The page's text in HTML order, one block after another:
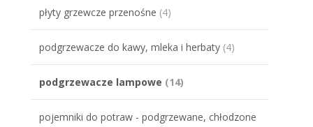
płyty grzewcze przenośne (4)
podgrzewacze do kawy, mleka i herbaty (4)
podgrzewacze lampowe (14)
pojemniki do potraw - podgrzewane, chłodzone